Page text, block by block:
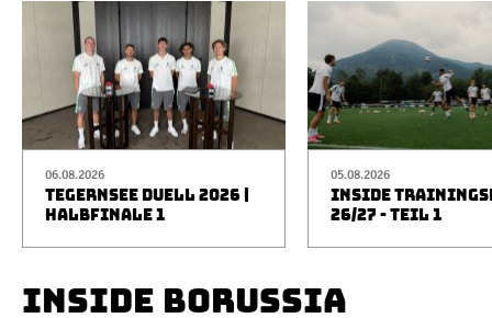
06.08.2026
TEGERNSEE DUELL 2026 |
HALBFINALE 1
05.08.2026
INSIDE
26/27 - TEIL 1
INSIDE BORUSSIA